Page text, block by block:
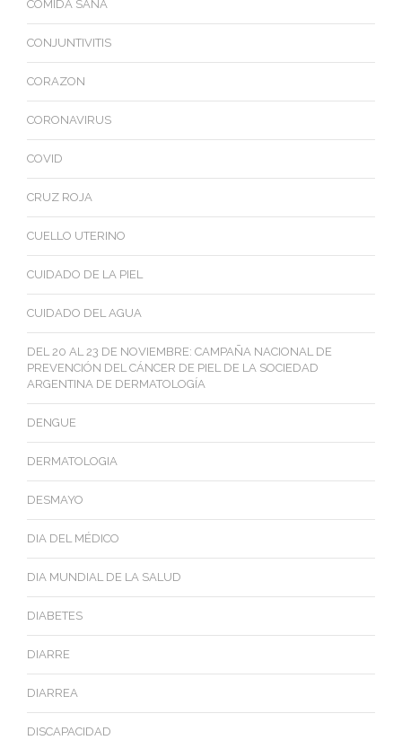
COMIDA SANA
CONJUNTIVITIS
CORAZON
CORONAVIRUS
COVID
CRUZ ROJA
CUELLO UTERINO
CUIDADO DE LA PIEL
CUIDADO DEL AGUA
DEL 20 AL 23 DE NOVIEMBRE: CAMPAÑA NACIONAL DE
PREVENCIÓN DEL CÁNCER DE PIEL DE LA SOCIEDAD
ARGENTINA DE DERMATOLOGÍA
DENGUE
DERMATOLOGIA
DESMAYO
DIA DEL MÉDICO
DIA MUNDIAL DE LA SALUD
DIABETES
DIARRE
DIARREA
DISCAPACIDAD